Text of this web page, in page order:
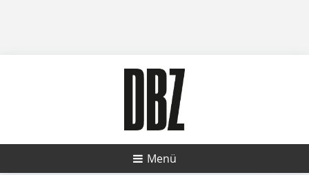
Menü